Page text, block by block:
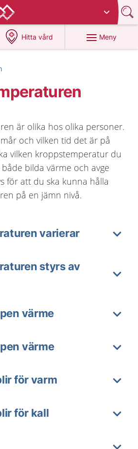
Hitta vård
på 1177.se
Meny
är olika hos olika personer.
och vilken tid det är på
vilken kroppstemperatur du
bilda värme och avge
för att du ska kunna hålla
på en jämn nivå.
varierar
styrs av
värme
värme
för varm
för kall